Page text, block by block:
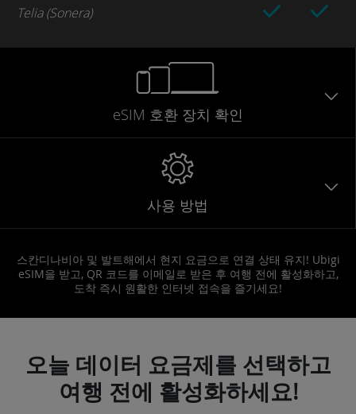
Telia (Sonera)
eSIM 호환 장치 확인
사용 방법
스칸디나비아 및 발트해에서 현지 요금으로 연결 상태 유지! Ubigi
eSIM을 받고, QR 코드를 이메일로 받은 후 여행 전에 활성화하고,
도착 즉시 원활한 인터넷 접속을 즐기세요!
오늘 데이터 요금제를 선택하고
여행 전에 활성화하세요!